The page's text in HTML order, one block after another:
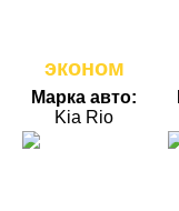
эконом
Марка авто:
Kia Rio